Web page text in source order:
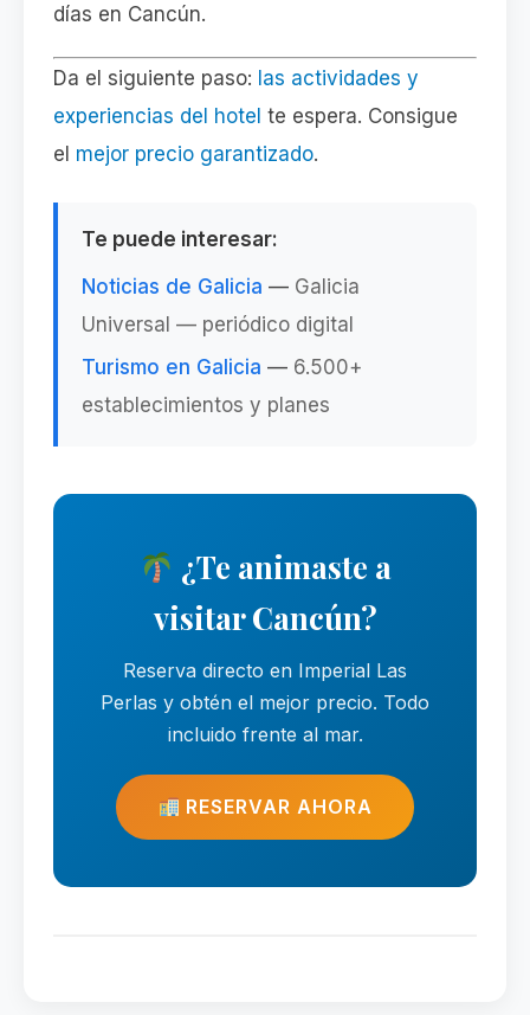
días en Cancún.
Da el siguiente paso: las actividades y
experiencias del hotel te espera. Consigue
el mejor precio garantizado.
Te puede interesar:
Noticias de Galicia — Galicia
Universal — periódico digital
Turismo en Galicia — 6.500+
establecimientos y planes
¿Te animaste a
visitar Cancún?
Reserva directo en Imperial Las
Perlas y obtén el mejor precio. Todo
incluido frente al mar.
RESERVAR AHORA